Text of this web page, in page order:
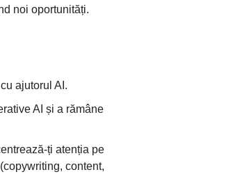
noi oportunități.
ajutorul AI.
AI și a rămâne
ți atenția pe
content,